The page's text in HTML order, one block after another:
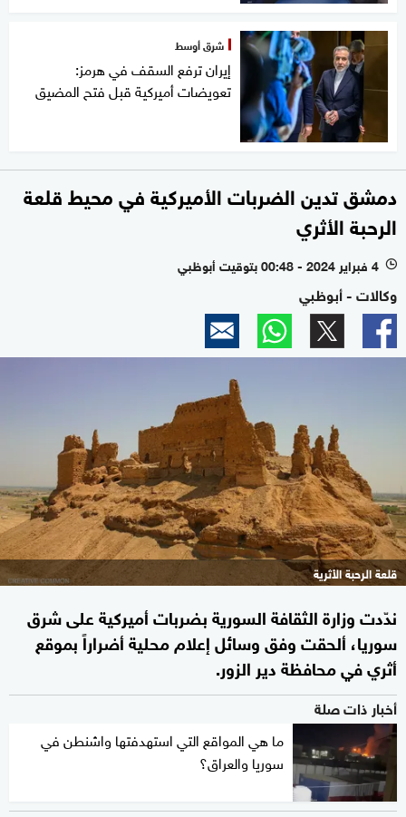
شرق أوسط
إيران ترفع السقف في هرمز:
تعويضات أميركية قبل فتح المضيق
دمشق تدين الضربات الأميركية في محيط قلعة
الرحبة الأثري
l 4 فبراير 2024 - 00:48 بتوقيت أبوظبي
وكالات - أبوظبي
قلعة الرحبة الأثرية
ندّدت وزارة الثقافة السورية بضربات أميركية على شرق
سوريا، ألحقت وفق وسائل إعلام محلية أضراراً بموقع
أثري في محافظة دير الزور.
أخبار ذات صلة
ما هي المواقع التي استهدفتها واشنطن في
سوريا والعراق؟